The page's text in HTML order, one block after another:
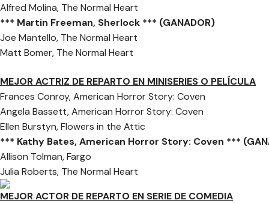
Alfred Molina, The Normal Heart
*** Martin Freeman, Sherlock *** (GANADOR)
Joe Mantello, The Normal Heart
Matt Bomer, The Normal Heart
MEJOR ACTRIZ DE REPARTO EN MINISERIES O PELÍCULA
Frances Conroy, American Horror Story: Coven
Angela Bassett, American Horror Story: Coven
Ellen Burstyn, Flowers in the Attic
*** Kathy Bates, American Horror Story: Coven ***
Allison Tolman, Fargo
Julia Roberts, The Normal Heart
MEJOR ACTOR DE REPARTO EN SERIE DE COMEDIA